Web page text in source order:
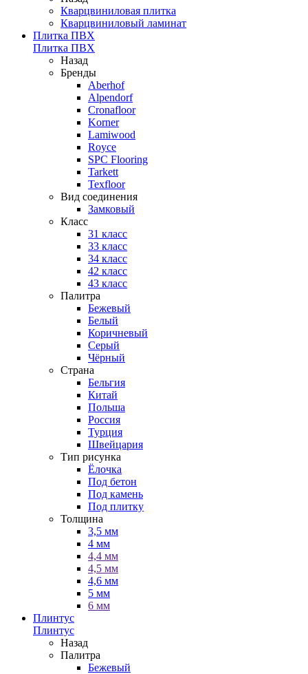
Кварцвиниловая плитка
Кварцвиниловый ламинат
Плитка ПВХ
Плитка ПВХ
Назад
Бренды
Aberhof
Alpendorf
Cronafloor
Korner
Lamiwood
Royce
SPC Flooring
Tarkett
Texfloor
Вид соединения
Замковый
Класс
31 класс
33 класс
34 класс
42 класс
43 класс
Палитра
Бежевый
Белый
Коричневый
Серый
Чёрный
Страна
Бельгия
Китай
Польша
Россия
Турция
Швейцария
Тип рисунка
Ёлочка
Под бетон
Под камень
Под плитку
Толщина
3,5 мм
4 мм
4,4 мм
4,5 мм
4,6 мм
5 мм
6 мм
Плинтус
Плинтус
Назад
Палитра
Бежевый